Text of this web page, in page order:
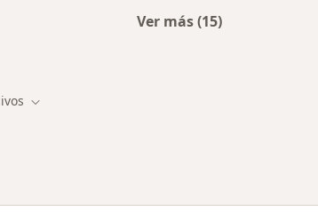
Ver más (15)
ciudadCambiar de ciudad